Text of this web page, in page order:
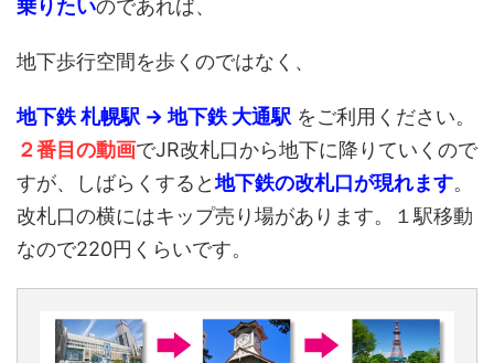
乗りたいのであれば、
地下歩行空間を歩くのではなく、
地下鉄 札幌駅 → 地下鉄 大通駅 をご利用ください。
２番目の動画でJR改札口から地下に降りていくので
すが、しばらくすると地下鉄の改札口が現れます。
改札口の横にはキップ売り場があります。１駅移動
なので220円くらいです。